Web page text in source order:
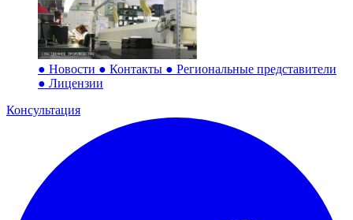
● Новости ● Контакты ● Региональные представители
● Лицензии
Консультация